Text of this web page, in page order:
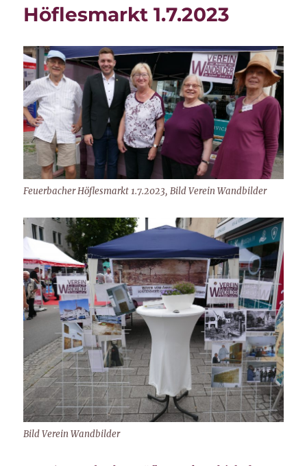
Höflesmarkt 1.7.2023
Feuerbacher Höflesmarkt 1.7.2023, Bild Verein Wandbilder
Bild Verein Wandbilder